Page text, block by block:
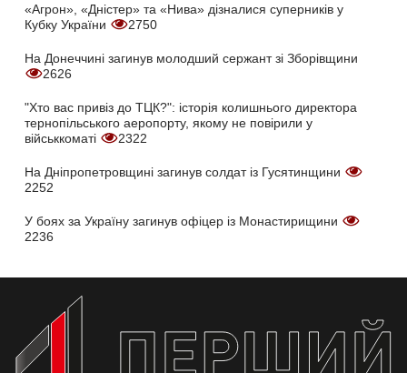
«Агрон», «Дністер» та «Нива» дізналися суперників у
Кубку України
2750
На Донеччині загинув молодший сержант зі Зборівщини
2626
"Хто вас привіз до ТЦК?": історія колишнього директора
тернопільського аеропорту, якому не повірили у
військкоматі
2322
На Дніпропетровщині загинув солдат із Гусятинщини
2252
У боях за Україну загинув офіцер із Монастирищини
2236